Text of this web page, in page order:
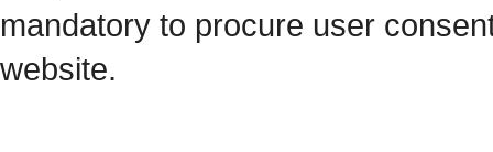
mandatory to procure user
website.